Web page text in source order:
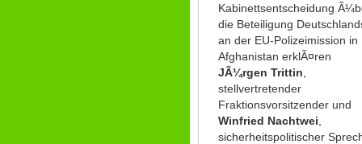
Kabinettsentscheidung
die Beteiligung
an der EU-Polizeimission in
Afghanistan erklÃ¤ren
JÃ¼rgen Trittin
stellvertretender
Fraktionsvorsitzender und
Winfried Nachtwei
sicherheitspolitischer